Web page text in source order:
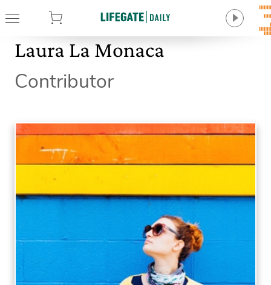
Laura La Monaca
Contributor